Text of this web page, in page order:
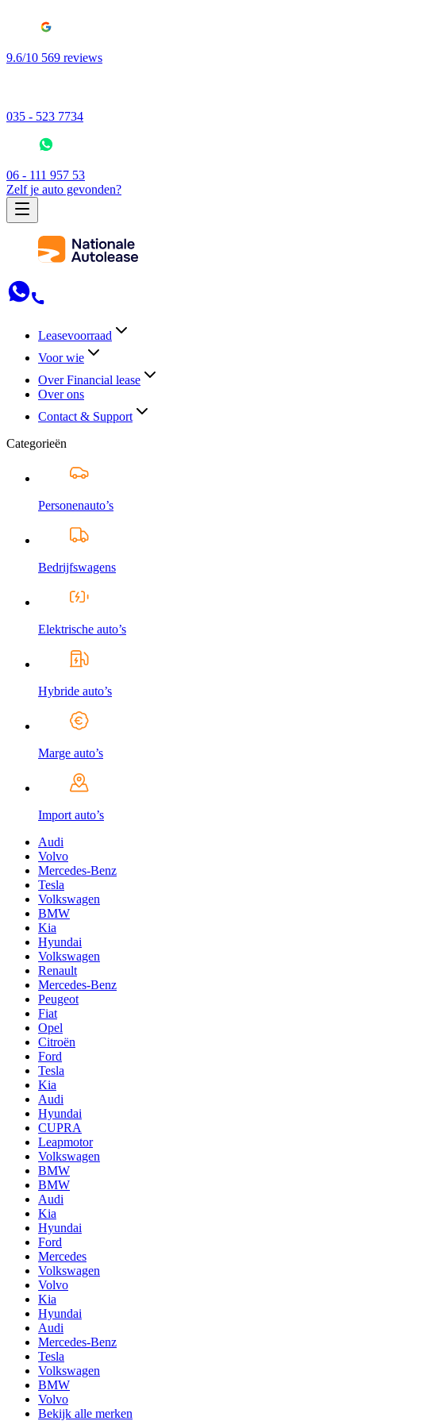
9.6/10 569 reviews
035 - 523 7734
06 - 111 957 53
Zelf je auto gevonden?
Leasevoorraad
Voor wie
Over Financial lease
Over ons
Contact & Support
Categorieën
Personenauto’s
Bedrijfswagens
Elektrische auto’s
Hybride auto’s
Marge auto’s
Import auto’s
Audi
Volvo
Mercedes-Benz
Tesla
Volkswagen
BMW
Kia
Hyundai
Volkswagen
Renault
Mercedes-Benz
Peugeot
Fiat
Opel
Citroën
Ford
Tesla
Kia
Audi
Hyundai
CUPRA
Leapmotor
Volkswagen
BMW
BMW
Audi
Kia
Hyundai
Ford
Mercedes
Volkswagen
Volvo
Kia
Hyundai
Audi
Mercedes-Benz
Tesla
Volkswagen
BMW
Volvo
Bekijk alle merken